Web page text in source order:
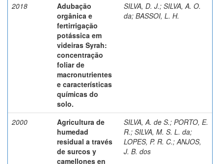
2018
Adubação
orgânica e
fertirrigação
potássica em
videiras Syrah:
concentração
foliar de
macronutrientes
e características
químicas do
solo.
SILVA, D. J.; SILVA, A. O.
da; BASSOI, L. H.
2000
Agricultura de
humedad
residual a través
de surcos y
camellones en
SILVA, A. de S.; PORTO, E.
R.; SILVA, M. S. L. da;
LOPES, P. R. C.; ANJOS,
J. B. dos